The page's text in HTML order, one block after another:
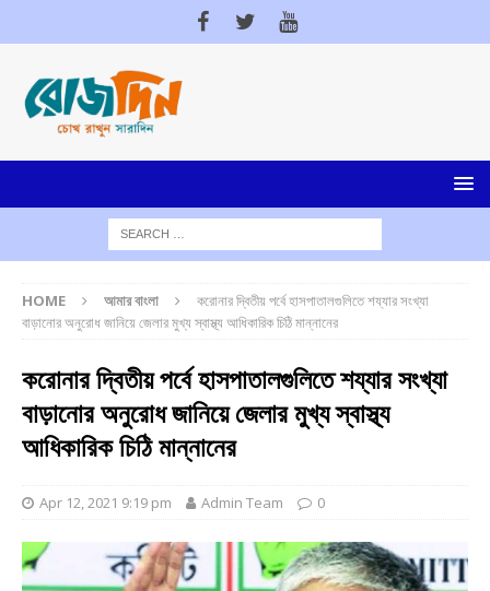
HOME আমার বাংলা
করোনার দ্বিতীয় পর্বে হাসপাতালগুলিতে শয্যার সংখ্যা
বাড়ানোর অনুরোধ জানিয়ে জেলার মুখ্য স্বাস্থ্য আধিকারিক চিঠি মান্নানের
করোনার দ্বিতীয় পর্বে হাসপাতালগুলিতে শয্যার সংখ্যা
বাড়ানোর অনুরোধ জানিয়ে জেলার মুখ্য স্বাস্থ্য
আধিকারিক চিঠি মান্নানের
Apr 12, 2021 9:19 pm Admin Team 0